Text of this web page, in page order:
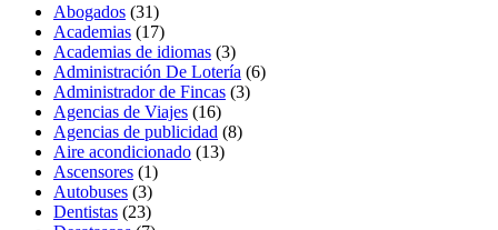
Abogados (31)
Academias (17)
Academias de idiomas (3)
Administración De Lotería (6)
Administrador de Fincas (3)
Agencias de Viajes (16)
Agencias de publicidad (8)
Aire acondicionado (13)
Ascensores (1)
Autobuses (3)
Dentistas (23)